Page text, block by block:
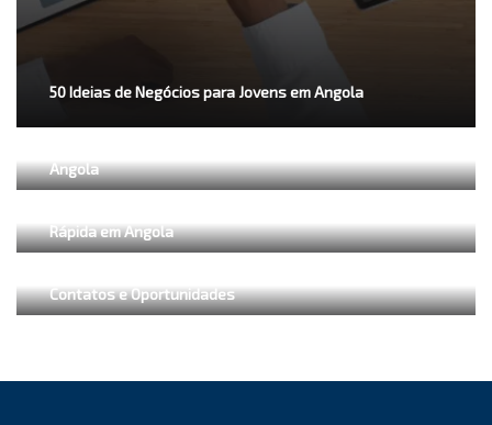
50 Ideias de Negócios para Jovens em Angola
Angola
Rápida em Angola
Contatos e Oportunidades